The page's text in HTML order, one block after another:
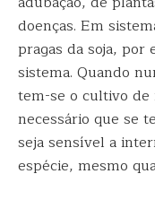
doenças. Em
pragas da soja, por
sistema. Quando
tem-se o cultivo de
necessário que se
seja sensível a
espécie, mesmo